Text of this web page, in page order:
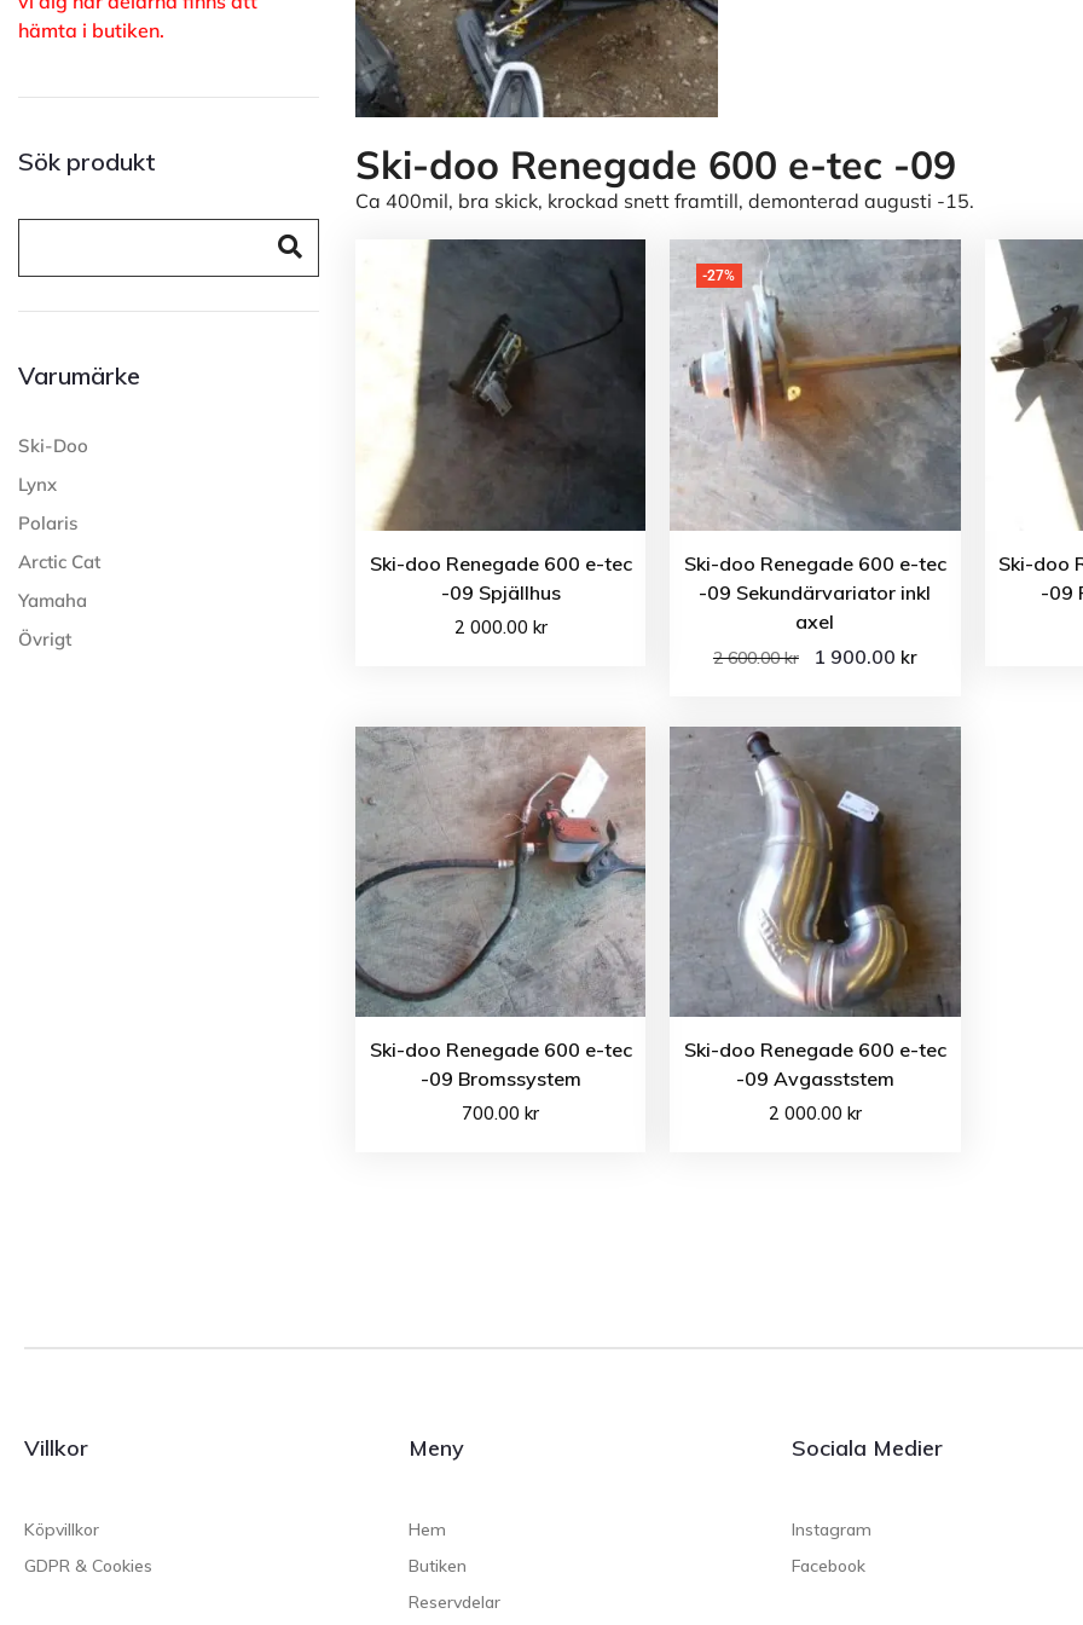
hämta i butiken.
Sök produkt
Varumärke
Ski-Doo
Lynx
Polaris
Arctic Cat
Yamaha
Övrigt
Ski-doo Renegade 600 e-tec -09
Ca 400mil, bra skick, krockad snett framtill, demonterad augusti -15.
Ski-doo Renegade 600 e-tec
-09 Spjällhus
2 000.00 kr
-27%
Ski-doo Renegade 600 e-tec
-09 Sekundärvariator inkl
axel
2 600.00kr 1 900.00 kr
Ski-doo
-09
Ski-doo Renegade 600 e-tec
-09 Bromssystem
700.00kr
Ski-doo Renegade 600 e-tec
-09 Avgasststem
2 000.00 kr
Villkor
Köpvillkor
GDPR & Cookies
Meny
Hem
Butiken
Reservdelar
Sociala Medier
Instagram
Facebook